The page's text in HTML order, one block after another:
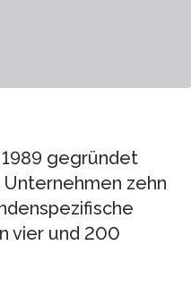
gegründet
zehn
vier und 200